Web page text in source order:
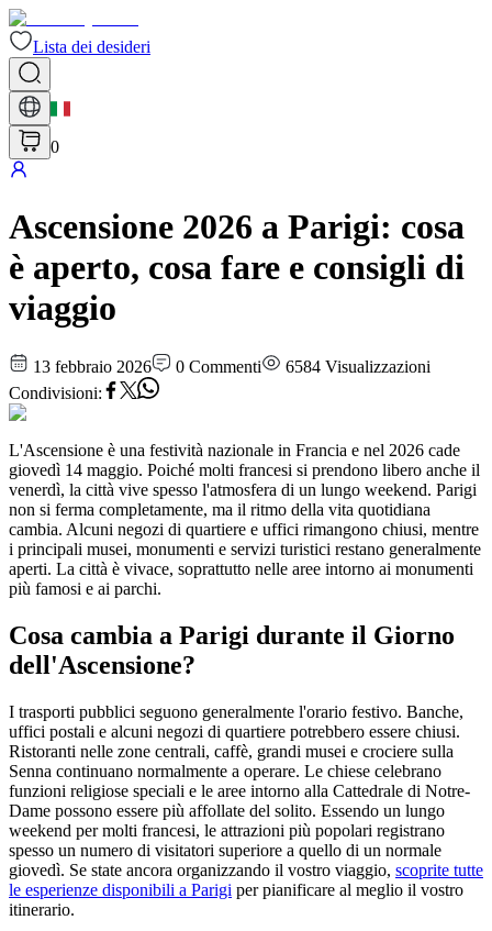
Lista dei desideri
0
Ascensione 2026 a Parigi: cosa
è aperto, cosa fare e consigli di
viaggio
13 febbraio 2026 0 Commenti 6584 Visualizzazioni
Condivisioni:
L'Ascensione è una festività nazionale in Francia e nel 2026 cade
giovedì 14 maggio. Poiché molti francesi si prendono libero anche il
venerdì, la città vive spesso l'atmosfera di un lungo weekend. Parigi
non si ferma completamente, ma il ritmo della vita quotidiana
cambia. Alcuni negozi di quartiere e uffici rimangono chiusi, mentre
i principali musei, monumenti e servizi turistici restano generalmente
aperti. La città è vivace, soprattutto nelle aree intorno ai monumenti
più famosi e ai parchi.
Cosa cambia a Parigi durante il Giorno
dell'Ascensione?
I trasporti pubblici seguono generalmente l'orario festivo. Banche,
uffici postali e alcuni negozi di quartiere potrebbero essere chiusi.
Ristoranti nelle zone centrali, caffè, grandi musei e crociere sulla
Senna continuano normalmente a operare. Le chiese celebrano
funzioni religiose speciali e le aree intorno alla Cattedrale di Notre-
Dame possono essere più affollate del solito. Essendo un lungo
weekend per molti francesi, le attrazioni più popolari registrano
spesso un numero di visitatori superiore a quello di un normale
giovedì. Se state ancora organizzando il vostro viaggio, scoprite tutte
le esperienze disponibili a Parigi per pianificare al meglio il vostro
itinerario.